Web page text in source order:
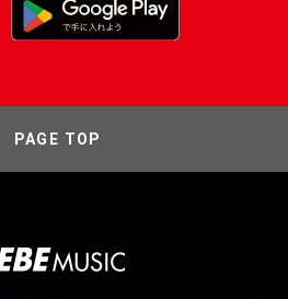
PAGE TOP